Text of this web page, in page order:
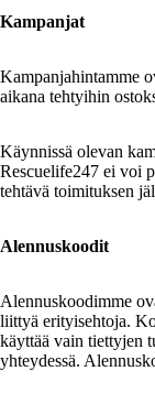
Kampanjat
Kampanjahintamme
aikana tehtyihin
Käynnissä olevan
Rescuelife247 ei voi
tehtävä toimituksen
Alennuskoodit
Alennuskoodimme
liittyä erityisehtoja.
käyttää vain tiettyjen
yhteydessä.